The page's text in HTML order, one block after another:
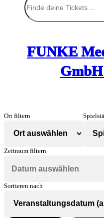
FUNKE
Ort filtern
Zeitraum filtern
Sortieren nach